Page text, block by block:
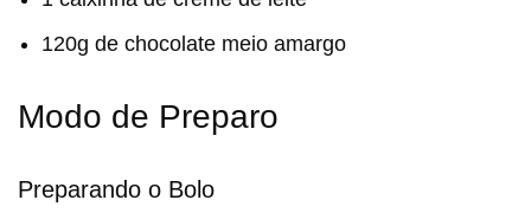
120g de chocolate meio amargo
Modo de Preparo
Preparando o Bolo